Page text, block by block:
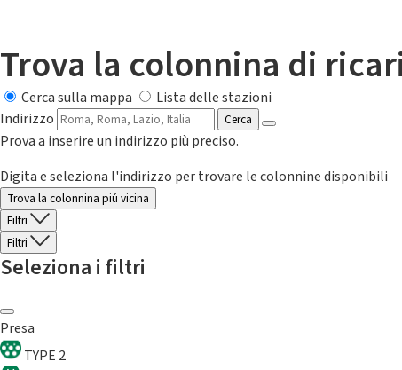
Trova la colonnina di
Cerca sulla mappa
Lista delle stazioni
Indirizzo
Cerca
Prova a inserire un indirizzo più preciso.
Digita e seleziona l'indirizzo per trovare le colonnine disponibili
Trova la colonnina piú vicina
Filtri
Filtri
Seleziona i filtri
Presa
TYPE 2